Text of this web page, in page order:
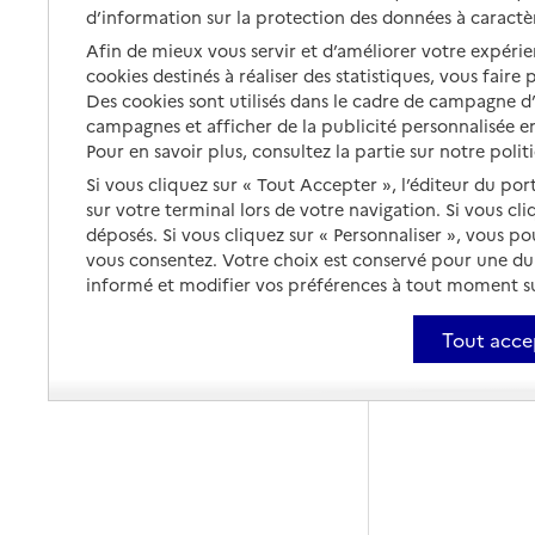
d’information sur la protection des données à
Afin de mieux vous servir et d’améliorer votre
cookies destinés à réaliser des statistiques, vous
Des cookies sont utilisés dans le cadre de
campagnes et afficher de la publicité personnalisée
Pour en savoir plus, consultez la partie sur notre
Si vous cliquez sur « Tout Accepter », l’éditeur du
sur votre terminal lors de votre navigation. Si vous
déposés. Si vous cliquez sur « Personnaliser », vous
vous consentez. Votre choix est conservé pour une
informé et modifier vos préférences à tout moment
Tout